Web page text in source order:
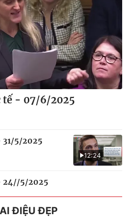
tế - 07/6/2025
12:24
31/5/2025
24//5/2025
ĐIỆU ĐẸP